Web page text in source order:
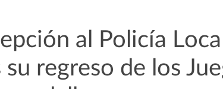
al Policía
su regreso de los